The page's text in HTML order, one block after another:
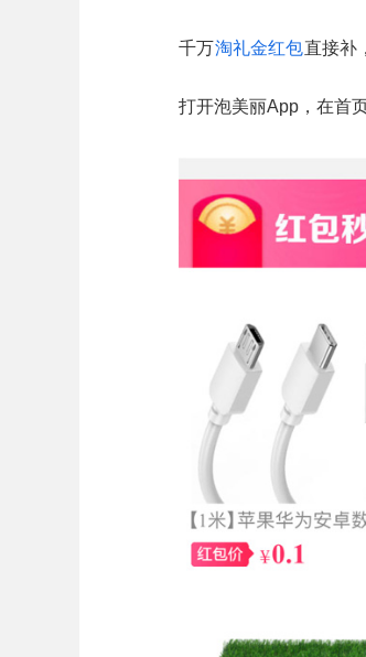
千万淘礼金红包直接补
打开泡美丽App，在首